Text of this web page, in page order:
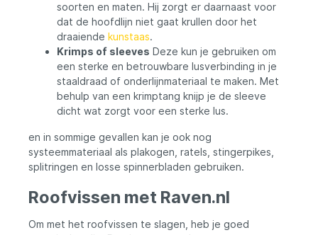
soorten en maten. Hij zorgt er daarnaast voor
dat de hoofdlijn niet gaat krullen door het
draaiende kunstaas.
Krimps of sleeves Deze kun je gebruiken om
een sterke en betrouwbare lusverbinding in je
staaldraad of onderlijnmateriaal te maken. Met
behulp van een krimptang knijp je de sleeve
dicht wat zorgt voor een sterke lus.
en in sommige gevallen kan je ook nog
systeemmateriaal als plakogen, ratels, stingerpikes,
splitringen en losse spinnerbladen gebruiken.
Roofvissen met Raven.nl
Om met het roofvissen te slagen, heb je goed